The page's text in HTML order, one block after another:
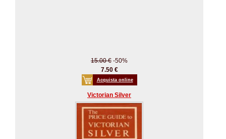
15.00 € -50%
7.50 €
Acquista online
Victorian Silver